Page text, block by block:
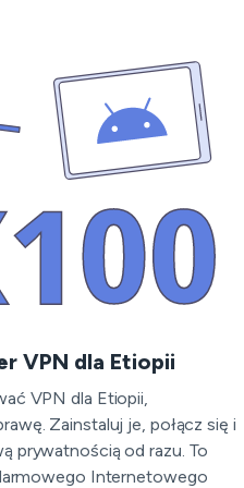
VPN dla Etiopii
VPN dla Etiopii,
Zainstaluj je, połącz się i
prywatnością od razu. To
Internetowego